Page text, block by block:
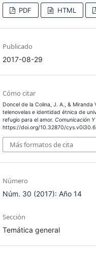
PDF HTML
Publicado
2017-08-29
Cómo citar
Doncel de la Colina, J. A., &
telenovelas e identidad étnica de
refugio para el amor. Comunicación
https://doi.org/10.32870/
Más formatos de cita
Número
Núm. 30 (2017): Año 14
Sección
Temática general